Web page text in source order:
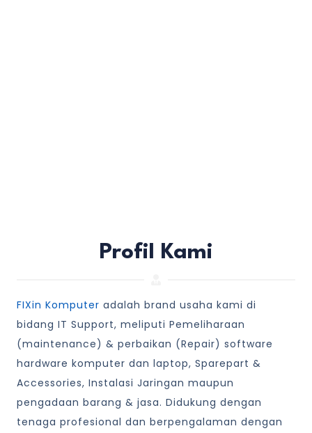
Profil Kami
FIXin Komputer adalah brand usaha kami di
bidang IT Support, meliputi Pemeliharaan
(maintenance) & perbaikan (Repair) software
hardware komputer dan laptop, Sparepart &
Accessories, Instalasi Jaringan maupun
pengadaan barang & jasa. Didukung dengan
tenaga profesional dan berpengalaman dengan